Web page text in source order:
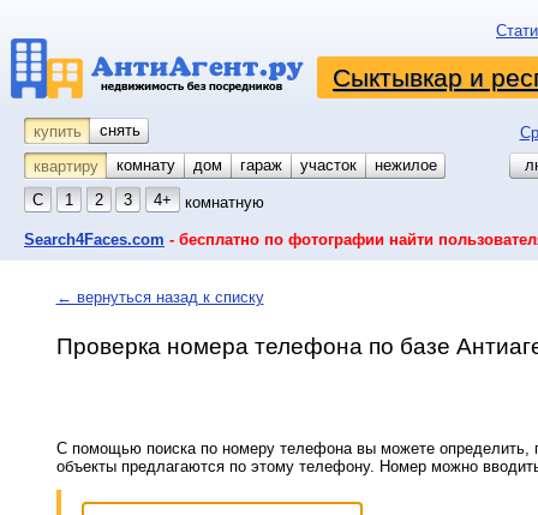
Сыктывкар и
купить снять
квартиру
комнату койко-место
дом гараж участок
нежилое
С
1 2 3 4+ комнатную
Search4Faces.com - бесплатно по фотографии найти
← вернуться назад к списку
Проверка номера телефона по базе
С помощью поиска по номеру телефона вы можете определить,
объекты предлагаются по этому телефону. Номер можно